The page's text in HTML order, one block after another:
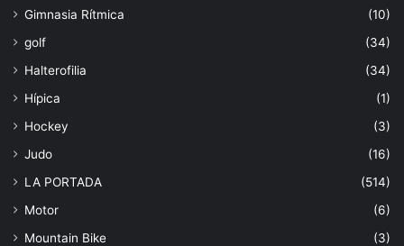
Gimnasia Rítmica
(10)
golf
(34)
Halterofilia
(34)
Hípica
(1)
Hockey
(3)
Judo
(16)
LA PORTADA
(514)
Motor
(6)
Mountain Bike
(3)